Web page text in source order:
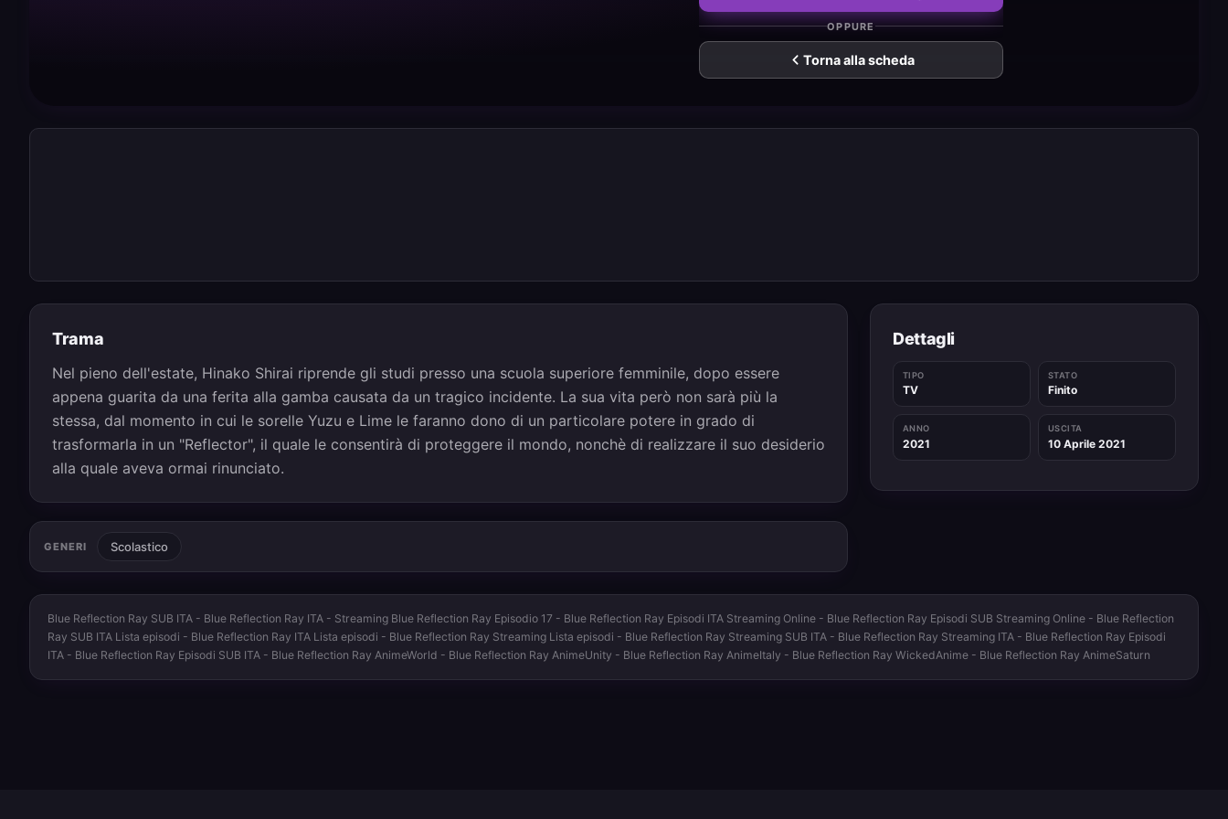
OPPURE
Torna alla scheda
Trama
Nel pieno dell'estate, Hinako Shirai riprende gli studi presso una scuola superiore femminile, dopo essere
appena guarita da una ferita alla gamba causata da un tragico incidente. La sua vita però non sarà più la
stessa, dal momento in cui le sorelle Yuzu e Lime le faranno dono di un particolare potere in grado di
trasformarla in un "Reflector", il quale le consentirà di proteggere il mondo, nonchè di realizzare il suo desiderio
alla quale aveva ormai rinunciato.
GENERI Scolastico
Dettagli
TIPO
TV
STATO
Finito
ANNO
2021
USCITA
10 Aprile 2021
Blue Reflection Ray SUB ITA - Blue Reflection Ray ITA - Streaming Blue Reflection Ray Episodio 17 - Blue Reflection Ray Episodi ITA Streaming Online - Blue Reflection Ray Episodi SUB Streaming Online - Blue Reflection
Ray SUB ITA Lista episodi - Blue Reflection Ray ITA Lista episodi - Blue Reflection Ray Streaming Lista episodi - Blue Reflection Ray Streaming SUB ITA - Blue Reflection Ray Streaming ITA - Blue Reflection Ray Episodi
ITA - Blue Reflection Ray Episodi SUB ITA - Blue Reflection Ray AnimeWorld - Blue Reflection Ray AnimeUnity - Blue Reflection Ray AnimeItaly - Blue Reflection Ray WickedAnime - Blue Reflection Ray AnimeSaturn